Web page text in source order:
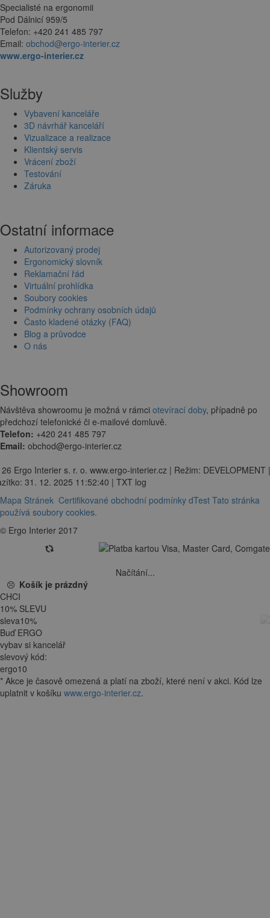
Specialisté na ergonomii
Pod Dálnicí 959/5
Telefon: +420 241 485 797
Email: obchod@ergo-interier.cz
www.ergo-interier.cz
Služby
Vybavení kanceláře
3D návrhář kanceláří
Vizualizace a realizace
Klientský servis
Vrácení zboží
Testování
Záruka
Ostatní informace
Autorizovaný prodej
Ergonomický slovník
Reklamační řád
Virtuální prohlídka
Soubory cookies
Podmínky ochrany osobních údajů
Často kladené otázky (FAQ)
Blog a průvodce
O nás
Showroom
Návštěva showroomu je možná v rámci otevírací doby, případně po
předchozí telefonické či e-mailové domluvě.
Telefon: +420 241 485 797
Email: obchod@ergo-interier.cz
Ergo Interier s. r. o. www.ergo-interier.cz | Režim: DEVELOPMENT |
31. 12. 2025 11:52:40 | TXT log
Mapa Stránek Certifikované obchodní podmínky dTest Tato stránka
používá soubory cookies.
© Ergo Interier 2017
Načítání...
Košík je prázdný
CHCI
10% SLEVU
sleva10%
Buď ERGO
vybav si kancelář
slevový kód:
ergo10
* Akce je časově omezená a platí na zboží, které není v akci. Kód lze
uplatnit v košíku www.ergo-interier.cz.